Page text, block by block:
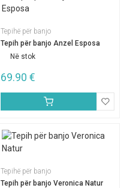
Tepihë për banjo
Tepih për banjo Anzel Esposa
Në stok
69.90 €
Tepihë për banjo
Tepih për banjo Veronica Natur